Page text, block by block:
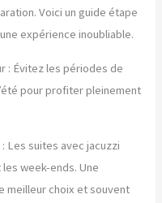
Voici un guide étape
expérience inoubliable.
: Évitez les périodes de
pour profiter pleinement
Les suites avec jacuzzi
week-ends. Une
meilleur choix et souvent